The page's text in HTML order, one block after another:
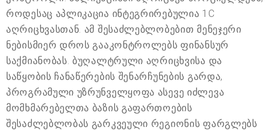
როდესაც აპლიკაცია ინტეგრირებულია 1C
აღრიცხვასთან. ამ შესაძლებლობებით მენეჯერი
ნებისმიერ დროს გააკონტროლებს ფინანსურ
საქმიანობას. ბუღალტრული აღრიცხვისა და
საწყობის ჩანაწერების შენარჩუნების გარდა,
პროგრამული უზრუნველყოფა ასევე იძლევა
მომხმარებელთა ბაზის გაფართოების
შესაძლებლობას გარკვეული რეგიონის ფარგლებს